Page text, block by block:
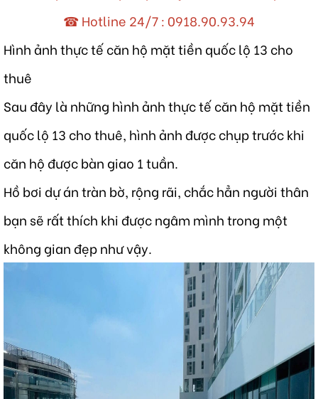
☎ Hotline 24/7 : 0918.90.93.94
Hình ảnh thực tế căn hộ mặt tiền quốc lộ 13 cho
thuê
Sau đây là những hình ảnh thực tế căn hộ mặt tiền
quốc lộ 13 cho thuê, hình ảnh được chụp trước khi
căn hộ được bàn giao 1 tuần.
Hồ bơi dự án tràn bờ, rộng rãi, chắc hẳn người thân
bạn sẽ rất thích khi được ngâm mình trong một
không gian đẹp như vậy.